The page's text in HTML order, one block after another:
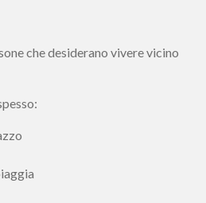
che desiderano vivere vicino